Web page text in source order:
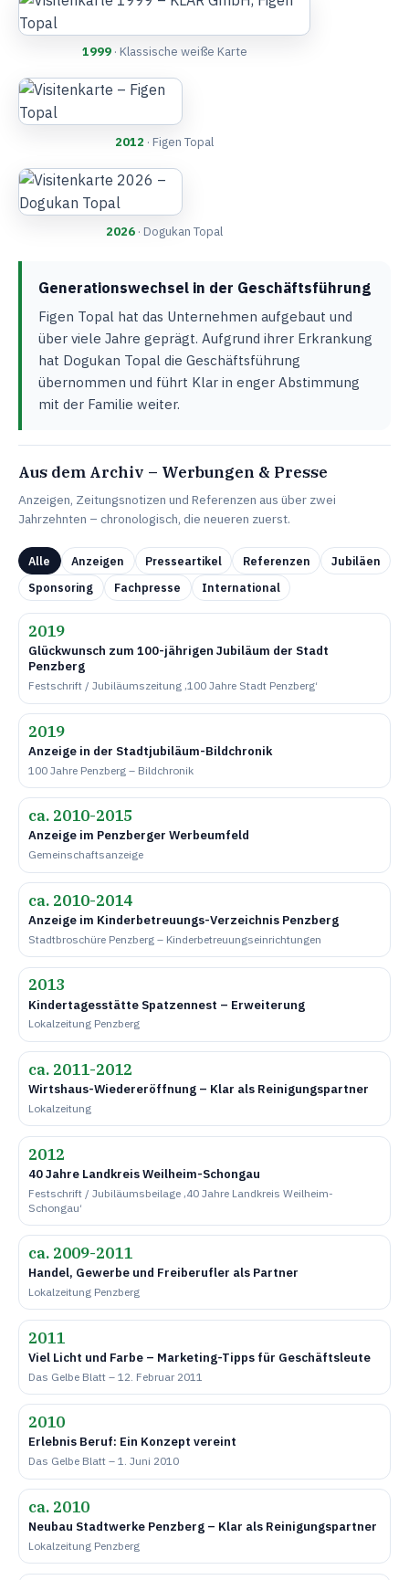
1999· Klassische weiße Karte
2012 · Figen Topal
2026 · Dogukan Topal
Generationswechsel in der Geschäftsführung
Figen Topal hat das Unternehmen aufgebaut und
über viele Jahre geprägt. Aufgrund ihrer Erkrankung
hat Dogukan Topal die Geschäftsführung
übernommen und führt Klar in enger Abstimmung
mit der Familie weiter.
Aus dem Archiv – Werbungen & Presse
Anzeigen, Zeitungsnotizen und Referenzen aus über zwei
Jahrzehnten – chronologisch, die neueren zuerst.
Alle Anzeigen Presseartikel Referenzen
Jubiläen
Sponsoring
Fachpresse International
2019
Glückwunsch zum 100-jährigen Jubiläum der Stadt
Penzberg
Festschrift / Jubiläumszeitung ‚100 Jahre Stadt Penzberg‘
2019
Anzeige in der Stadtjubiläum-Bildchronik
100 Jahre Penzberg – Bildchronik
ca. 2010-2015
Anzeige im Penzberger Werbeumfeld
Gemeinschaftsanzeige
ca. 2010-2014
Anzeige im Kinderbetreuungs-Verzeichnis Penzberg
Stadtbroschüre Penzberg – Kinderbetreuungseinrichtungen
2013
Kindertagesstätte Spatzennest – Erweiterung
Lokalzeitung Penzberg
ca. 2011-2012
Wirtshaus-Wiedereröffnung – Klar als Reinigungspartner
Lokalzeitung
2012
40 Jahre Landkreis Weilheim-Schongau
Festschrift / Jubiläumsbeilage ‚40 Jahre Landkreis Weilheim-
Schongau‘
ca. 2009-2011
Handel, Gewerbe und Freiberufler als Partner
Lokalzeitung Penzberg
2011
Viel Licht und Farbe – Marketing-Tipps für Geschäftsleute
Das Gelbe Blatt – 12. Februar 2011
2010
Erlebnis Beruf: Ein Konzept vereint
Das Gelbe Blatt – 1. Juni 2010
ca. 2010
Neubau Stadtwerke Penzberg – Klar als Reinigungspartner
Lokalzeitung Penzberg